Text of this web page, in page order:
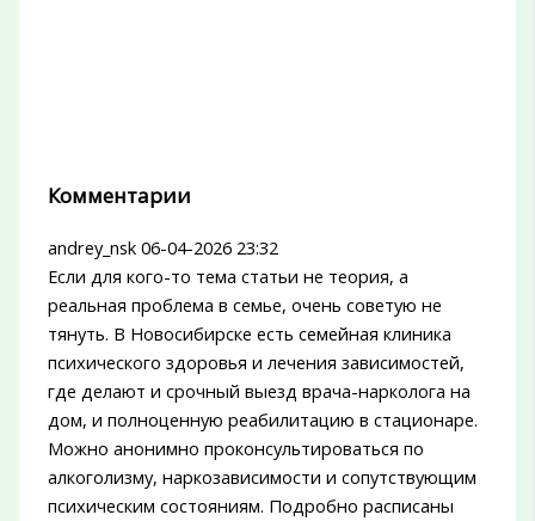
Комментарии
andrey_nsk 06-04-2026 23:32
Если для кого-то тема статьи не теория, а
реальная проблема в семье, очень советую не
тянуть. В Новосибирске есть семейная клиника
психического здоровья и лечения зависимостей,
где делают и срочный выезд врача-нарколога на
дом, и полноценную реабилитацию в стационаре.
Можно анонимно проконсультироваться по
алкоголизму, наркозависимости и сопутствующим
психическим состояниям. Подробно расписаны